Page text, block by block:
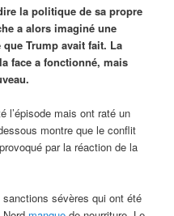
la politique de sa propre
a alors imaginé une
Trump avait fait. La
face a fonctionné, mais
l’épisode mais ont raté un
montre que le conflit
par la réaction de la
sévères qui ont été